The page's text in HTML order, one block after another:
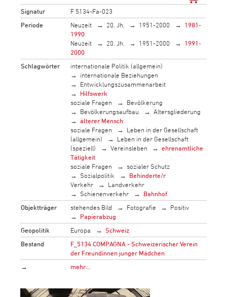
Signatur
F 5134-Fa-023
Periode
Neuzeit 20. Jh. 1951-2000
1981-
1990
Neuzeit
20. Jh. 1951-2000
1991-
2000
Schlagwörter
internationale Politik (allgemein)
internationale Beziehungen
Entwicklungszusammenarbeit
Hilfswerk
soziale Fragen
Bevölkerung
Bevölkerungsaufbau
Altersgliederung
älterer Mensch
soziale Fragen
Leben in der Gesellschaft
(allgemein)
Leben in der Gesellschaft
(speziell)
Vereinsleben
ehrenamtliche
Tätigkeit
soziale Fragen
sozialer Schutz
Sozialpolitik
Behinderte/r
Verkehr
Landverkehr
Schienenverkehr
Bahnhof
Objektträger
stehendes Bild Fotografie
Positiv
Papierabzug
Geopolitik
Europa
Schweiz
Bestand
F_5134 COMPAGNA - Schweizerischer Verein
der Freundinnen junger Mädchen
→
mehr…